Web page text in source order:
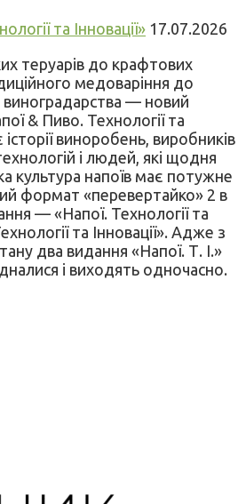
та Інновації» 17.07.2026
теруарів до крафтових
медоваріння до
виноградарства — новий
& Пиво. Технології та
історії виноробень, виробників
і людей, які щодня
культура напоїв має потужне
формат «перевертайко» 2 в
— «Напої. Технології та
та Інновації». Адже з
два видання «Напої. Т. І.»
і виходять одночасно.